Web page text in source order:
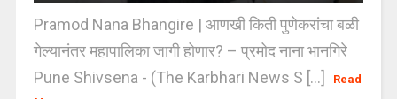
Pramod Nana Bhangire | आणखी किती पुणेकरांचा बळी
गेल्यानंतर महापालिका जागी होणार? – प्रमोद नाना भानगिरे
Pune Shivsena - (The Karbhari News S [...]
Read